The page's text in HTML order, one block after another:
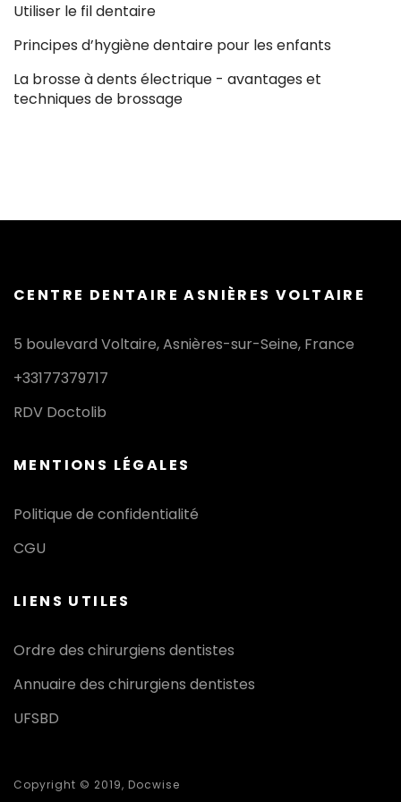
Utiliser le fil dentaire
Principes d’hygiène dentaire pour les enfants
La brosse à dents électrique - avantages et
techniques de brossage
CENTRE DENTAIRE ASNIÈRES VOLTAIRE
5 boulevard Voltaire, Asnières-sur-Seine, France
+33177379717
RDV Doctolib
MENTIONS LÉGALES
Politique de confidentialité
CGU
LIENS UTILES
Ordre des chirurgiens dentistes
Annuaire des chirurgiens dentistes
UFSBD
Copyright © 2019, Docwise